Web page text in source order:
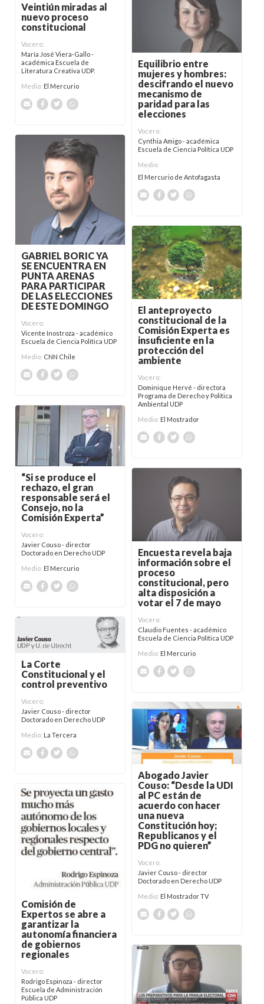
Veintiún miradas al
nuevo proceso
constitucional
Vocero:
María José Viera-Gallo -
académica Escuela de
Literatura Creativa UDP.
Medio: El Mercurio
Equilibrio entre
mujeres y hombres:
descifrando el nuevo
mecanismo de
paridad para las
elecciones
Vocero:
Cynthia Amigo - académica
Escuela de Ciencia Política UDP
Medio:
El Mercurio de Antofagasta
GABRIEL BORIC YA
SE ENCUENTRA EN
PUNTA ARENAS
PARA PARTICIPAR
DE LAS ELECCIONES
DE ESTE DOMINGO
Vocero:
Vicente Inostroza - académico
Escuela de Ciencia Política UDP
Medio: CNN Chile
El anteproyecto
constitucional de la
Comisión Experta es
insuficiente en la
protección del
ambiente
Vocero:
Dominique Hervé - directora
Programa de Derecho y Política
Ambiental UDP
Medio: El Mostrador
“Si se produce el
rechazo, el gran
responsable será el
Consejo, no la
Comisión Experta”
Vocero:
Javier Couso - director
Doctorado en Derecho UDP
Medio: El Mercurio
Encuesta revela baja
información sobre el
proceso
constitucional, pero
alta disposición a
votar el 7 de mayo
Vocero:
Claudio Fuentes - académico
Escuela de Ciencia Política UDP
Medio: El Mercurio
La Corte
Constitucional y el
control preventivo
Vocero:
Javier Couso - director
Doctorado en Derecho UDP
Medio: La Tercera
Abogado Javier
Couso: “Desde la UDI
al PC están de
acuerdo con hacer
una nueva
Constitución hoy;
Republicanos y el
PDG no quieren”
Vocero:
Javier Couso - director
Doctorado en Derecho UDP
Medio: El Mostrador TV
Comisión de
Expertos se abre a
garantizar la
autonomía financiera
de gobiernos
regionales
Vocero:
Rodrigo Espinoza - director
Escuela de Administración
Pública UDP